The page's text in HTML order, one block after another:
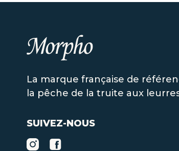
La marque française de
la pêche de la truite aux
SUIVEZ-NOUS